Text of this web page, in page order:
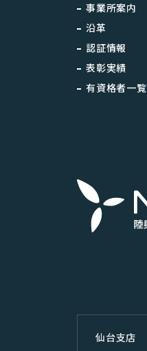
事業所案内
沿革
認証情報
表彰実績
有資格者一覧
仙台⽀店